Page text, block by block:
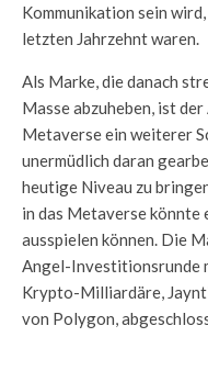
Kommunikation sein
letzten Jahrzehnt waren.
Als Marke, die danach
Masse abzuheben, ist
Metaverse ein weiterer
unermüdlich daran
heutige Niveau zu
in das Metaverse könnte
ausspielen können. Die
Angel-Investitionsrunde
Krypto-Milliardäre,
von Polygon,